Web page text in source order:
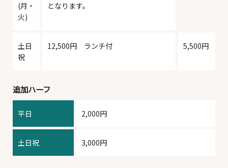
(月・
火)
となります。
土日
祝
12,500円 ランチ付 5,500円
追加ハーフ
平日 2,000円
土日祝 3,000円